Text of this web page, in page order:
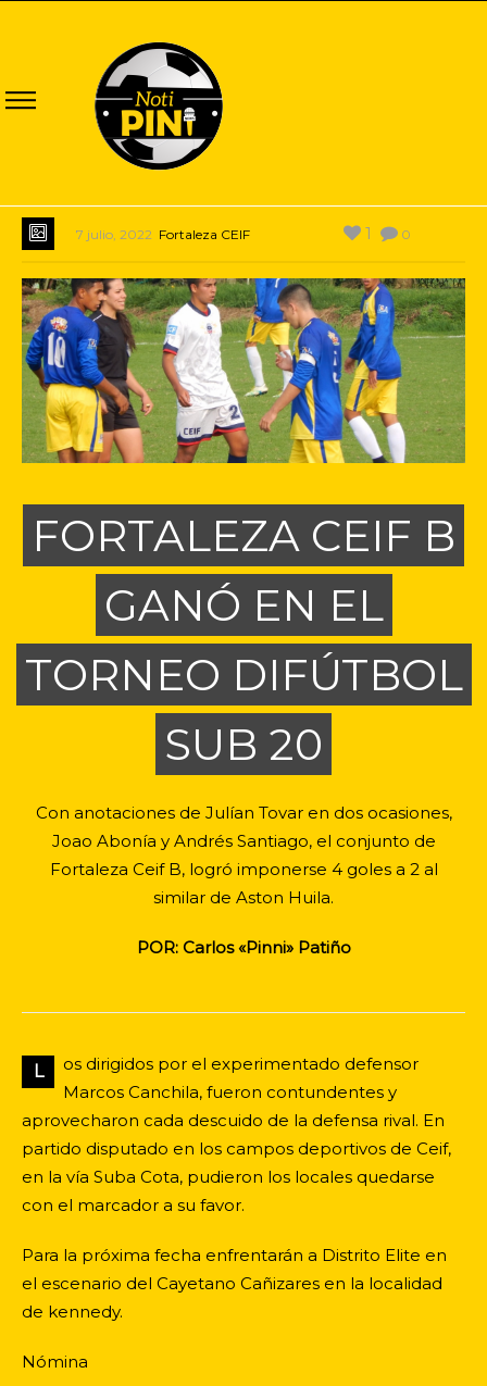
7 julio, 2022 Fortaleza CEIF 0
1
FORTALEZA CEIF B
GANÓ EN EL
TORNEO DIFÚTBOL
SUB 20
Con anotaciones de Julían Tovar en dos ocasiones,
Joao Abonía y Andrés Santiago, el conjunto de
Fortaleza Ceif B, logró imponerse 4 goles a 2 al
similar de Aston Huila.
POR: Carlos «Pinni» Patiño
L
os dirigidos por el experimentado defensor
Marcos Canchila, fueron contundentes y
aprovecharon cada descuido de la defensa rival. En
partido disputado en los campos deportivos de Ceif,
en la vía Suba Cota, pudieron los locales quedarse
con el marcador a su favor.
Para la próxima fecha enfrentarán a Distrito Elite en
el escenario del Cayetano Cañizares en la localidad
de kennedy.
Nómina